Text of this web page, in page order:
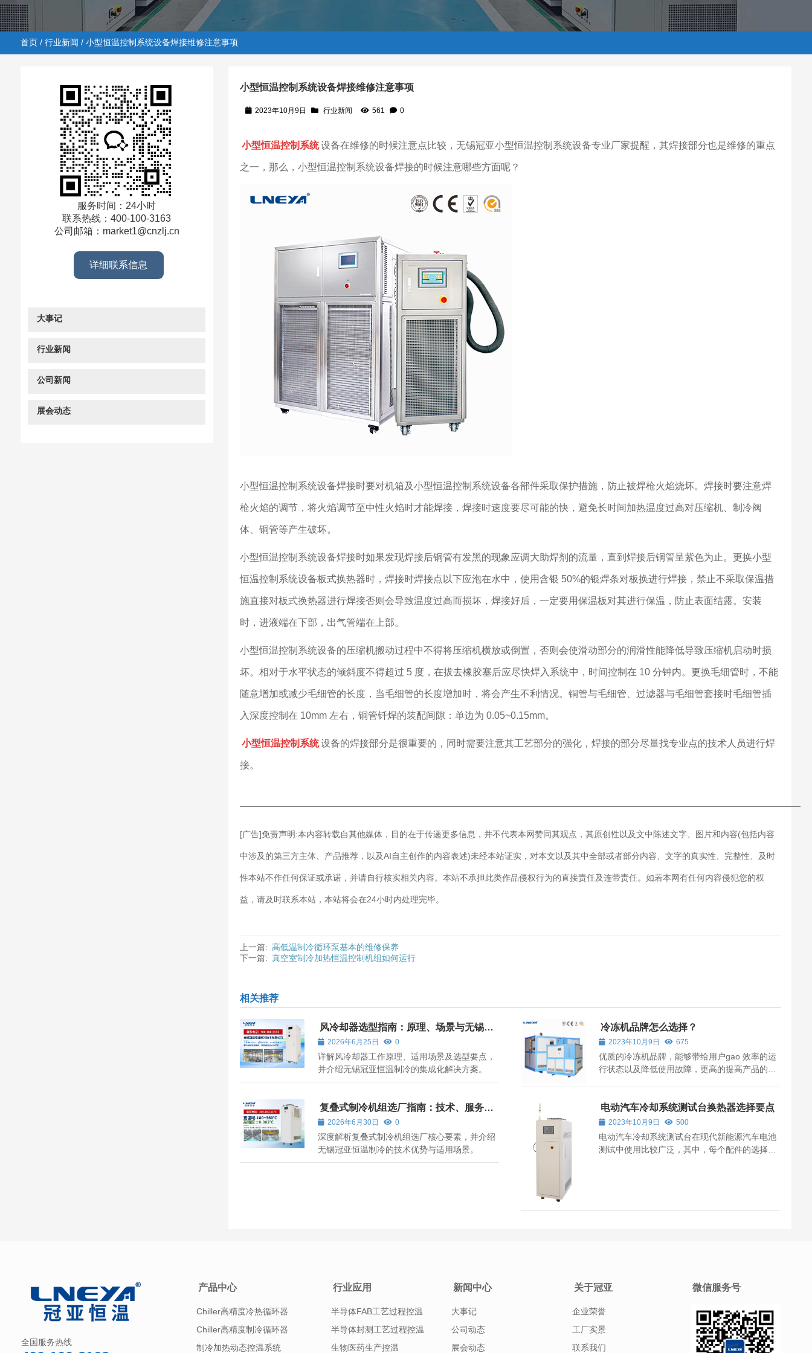
行业新闻/ 小型恒温控制系统设备焊接维修注意事项
首页/ 行业新闻 / 小型恒温控制系统设备焊接维修注意事项
小型恒温控制系统设备焊接维修注意事项
2023年10月9日 行业新闻 561 0
小型恒温控制系统设备在维修的时候注意点比较，无锡冠亚小型恒温控制系统设备专业厂家提醒，其焊接部分也是维修的重点
之一，那么，小型恒温控制系统设备焊接的时候注意哪些方面呢？
小型恒温控制系统设备焊接时要对机箱及小型恒温控制系统设备各部件采取保护措施，防止被焊枪火焰烧坏。焊接时要注意焊
枪火焰的调节，将火焰调节至中性火焰时才能焊接，焊接时速度要尽可能的快，避免长时间加热温度过高对压缩机、制冷阀
体、铜管等产生破坏。
小型恒温控制系统设备焊接时如果发现焊接后铜管有发黑的现象应调大助焊剂的流量，直到焊接后铜管呈紫色为止。更换小型
恒温控制系统设备板式换热器时，焊接时焊接点以下应泡在水中，使用含银 50%的银焊条对板换进行焊接，禁止不采取保温措
施直接对板式换热器进行焊接否则会导致温度过高而损坏，焊接好后，一定要用保温板对其进行保温，防止表面结露。安装
时，进液端在下部，出气管端在上部。
小型恒温控制系统设备的压缩机搬动过程中不得将压缩机横放或倒置，否则会使滑动部分的润滑性能降低导致压缩机启动时损
坏。相对于水平状态的倾斜度不得超过 5 度，在拔去橡胶塞后应尽快焊入系统中，时间控制在 10 分钟内。更换毛细管时，不能
随意增加或减少毛细管的长度，当毛细管的长度增加时，将会产生不利情况。铜管与毛细管、过滤器与毛细管套接时毛细管插
入深度控制在 10mm 左右，铜管钎焊的装配间隙：单边为 0.05~0.15mm。
小型恒温控制系统设备的焊接部分是很重要的，同时需要注意其工艺部分的强化，焊接的部分尽量找专业点的技术人员进行焊
接。
——————————————————————————————————————————————————————————
[广告]免责声明:本内容转载自其他媒体，目的在于传递更多信息，并不代表本网赞同其观点，其原创性以及文中陈述文字、图片和内容(包括内容
中涉及的第三方主体、产品推荐，以及AI自主创作的内容表述)未经本站证实，对本文以及其中全部或者部分内容、文字的真实性、完整性、及时
性本站不作任何保证或承诺，并请自行核实相关内容。本站不承担此类作品侵权行为的直接责任及连带责任。如若本网有任何内容侵犯您的权
益，请及时联系本站，本站将会在24小时内处理完毕。
上一篇: 高低温制冷循环泵基本的维修保养
下一篇: 真空室制冷加热恒温控制机组如何运行
相关推荐
风冷却器选型指南：原理、场景与无锡冠
亚的集成化方案
2026年6月25日 0
详解风冷却器工作原理、适用场景及选型要点，
并介绍无锡冠亚恒温制冷的集成化解决方案。
冷冻机品牌怎么选择？
2023年10月9日 675
优质的冷冻机品牌，能够带给用户gao 效率的运
行状态以及降低使用故障，更高的提高产品的安
复叠式制冷机组选厂指南：技术、服务与
无锡冠亚的实践
2026年6月30日 0
深度解析复叠式制冷机组选厂核心要素，并介绍
无锡冠亚恒温制冷的技术优势与适用场景。
电动汽车冷却系统测试台换热器选择要点
2023年10月9日 500
电动汽车冷却系统测试台在现代新能源汽车电池
测试中使用比较广泛，其中，每个配件的选择也
服务时间：24小时
联系热线：400-100-3163
公司邮箱：market1@cnzlj.cn
详细联系信息
大事记
行业新闻
公司新闻
展会动态
全国服务热线
产品中心
Chiller高精度冷热循环器
Chiller高精度制冷循环器
制冷加热动态控温系统
行业应用
半导体FAB工艺过程控温
半导体封测工艺过程控温
生物医药生产控温
新闻中心
大事记
公司动态
展会动态
关于冠亚
企业荣誉
工厂实景
联系我们
微信服务号